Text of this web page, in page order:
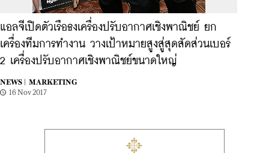
แอลจีเปิดตัวเรือธงเครื่องปรับอากาศเชิงพาณิชย์ ยก
เครื่องทีมการทำงาน วางเป้าหมายสูงสู่สุดสัดส่วนเบอร์
2 เครื่องปรับอากาศเชิงพาณิชย์ขนาดใหญ่
NEWS |
MARKETING
16 Nov 2017